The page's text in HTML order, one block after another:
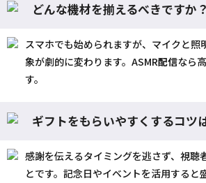
どんな機材を揃えるべきですか？
スマホでも始められますが、マイクと照
象が劇的に変わります。ASMR配信なら
す。
ギフトをもらいやすくするコツ
感謝を伝えるタイミングを逃さず、視聴
とです。記念日やイベントを活用すると